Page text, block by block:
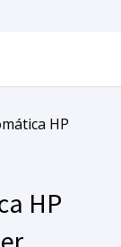
HP
HP